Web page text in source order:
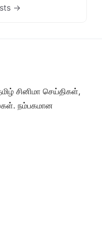
→
சினிமா செய்திகள்,
நம்பகமான